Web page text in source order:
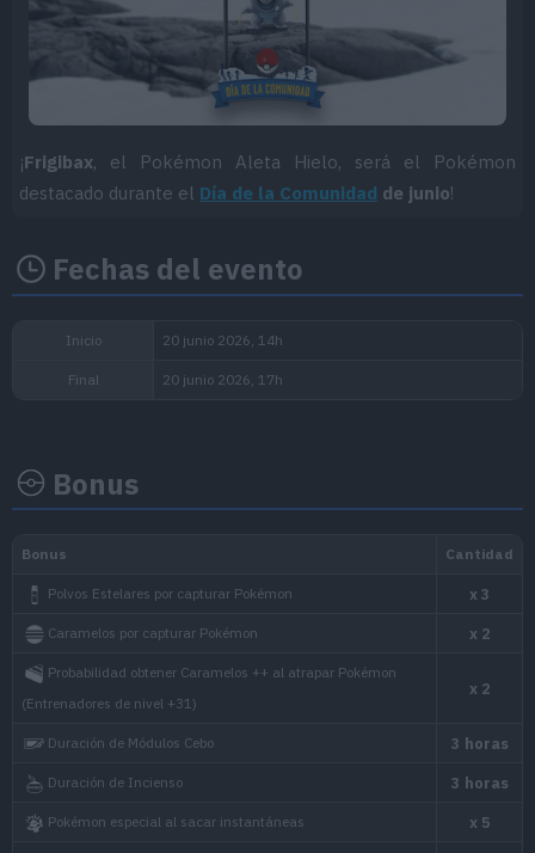
¡Frigibax, el Pokémon Aleta Hielo, será el Pokémon
destacado durante el Día de la Comunidad de junio!
Fechas del evento
20 junio 2026, 14h
Bonus